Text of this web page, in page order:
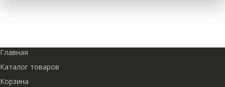
Главная
Каталог товаров
Корзина